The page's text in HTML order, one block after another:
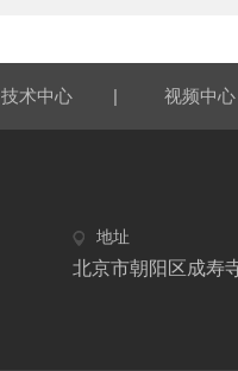
技术中心 | 视频中心
地址
北京市朝阳区成寿